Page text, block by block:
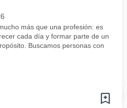
más que una profesión: es
cada día y formar parte de un
Buscamos personas con